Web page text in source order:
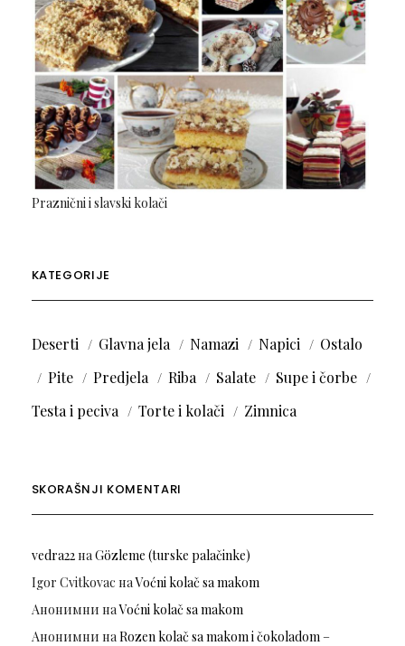
Praznični i slavski kolači
KATEGORIJE
Deserti Glavna jela Namazi Napici
Ostalo
Pite
Predjela Riba Salate
Supe i čorbe
Testa i peciva
Torte i kolači Zimnica
SKORAŠNJI KOMENTARI
vedra22наGözleme (turske palačinke)
Igor Cvitkovac наVoćni kolač sa makom
Анонимни наVoćni kolač sa makom
Анонимни наRozen kolač sa makom i čokoladom –